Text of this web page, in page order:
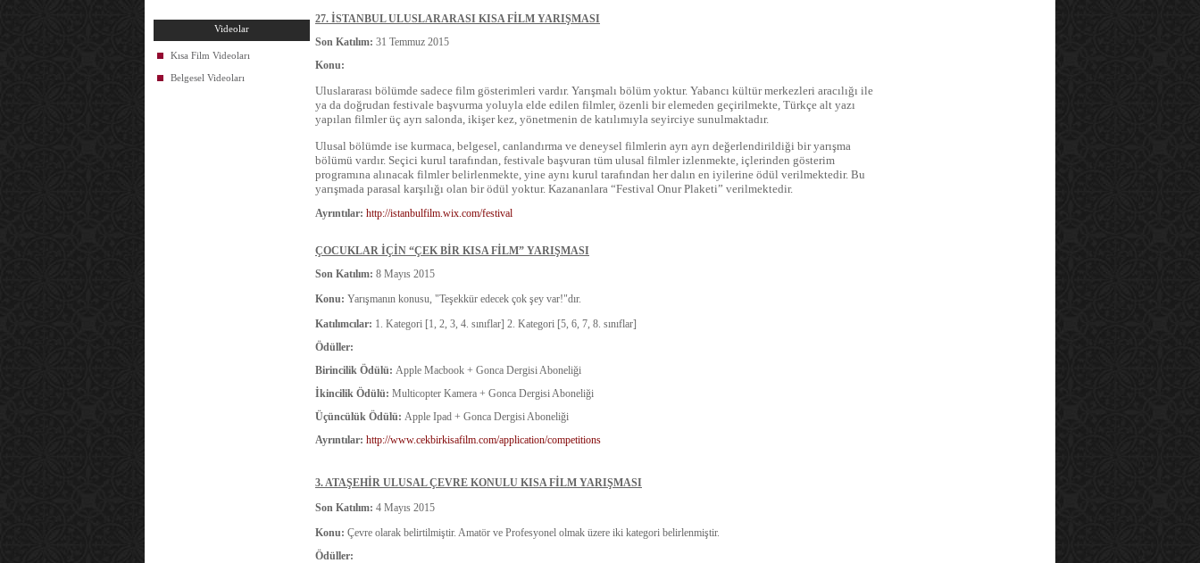
Videolar
Kısa Film Videoları
Belgesel Videoları
27. İSTANBUL ULUSLARARASI KISA FİLM YARIŞMASI
Son Katılım: 31 Temmuz 2015
Konu:
Uluslararası bölümde sadece film gösterimleri vardır. Yarışmalı bölüm yoktur. Yabancı kültür merkezleri aracılığı ile
ya da doğrudan festivale başvurma yoluyla elde edilen filmler, özenli bir elemeden geçirilmekte, Türkçe alt yazı
yapılan filmler üç ayrı salonda, ikişer kez, yönetmenin de katılımıyla seyirciye sunulmaktadır.
Ulusal bölümde ise kurmaca, belgesel, canlandırma ve deneysel filmlerin ayrı ayrı değerlendirildiği bir yarışma
bölümü vardır. Seçici kurul tarafından, festivale başvuran tüm ulusal filmler izlenmekte, içlerinden gösterim
programına alınacak filmler belirlenmekte, yine aynı kurul tarafından her dalın en iyilerine ödül verilmektedir. Bu
yarışmada parasal karşılığı olan bir ödül yoktur. Kazananlara “Festival Onur Plaketi” verilmektedir.
Ayrıntılar: http://istanbulfilm.wix.com/festival
ÇOCUKLAR İÇİN “ÇEK BİR KISA FİLM” YARIŞMASI
Son Katılım: 8 Mayıs 2015
Konu: Yarışmanın konusu, "Teşekkür edecek çok şey var!"dır.
Katılımcılar: 1. Kategori [1, 2, 3, 4. sınıflar] 2. Kategori [5, 6, 7, 8. sınıflar]
Ödüller:
Birincilik Ödülü: Apple Macbook + Gonca Dergisi Aboneliği
İkincilik Ödülü: Multicopter Kamera + Gonca Dergisi Aboneliği
Üçüncülük Ödülü: Apple Ipad + Gonca Dergisi Aboneliği
Ayrıntılar: http://www.cekbirkisafilm.com/application/competitions
3. ATAŞEHİR ULUSAL ÇEVRE KONULU KISA FİLM YARIŞMASI
Son Katılım: 4 Mayıs 2015
Konu: Çevre olarak belirtilmiştir. Amatör ve Profesyonel olmak üzere iki kategori belirlenmiştir.
Ödüller: